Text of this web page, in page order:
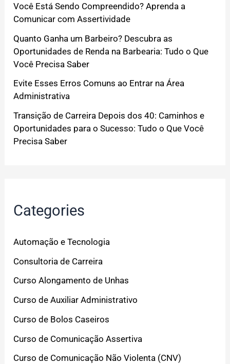
Você Está Sendo Compreendido? Aprenda a
Comunicar com Assertividade
Quanto Ganha um Barbeiro? Descubra as
Oportunidades de Renda na Barbearia: Tudo o Que
Você Precisa Saber
Evite Esses Erros Comuns ao Entrar na Área
Administrativa
Transição de Carreira Depois dos 40: Caminhos e
Oportunidades para o Sucesso: Tudo o Que Você
Precisa Saber
Categories
Automação e Tecnologia
Consultoria de Carreira
Curso Alongamento de Unhas
Curso de Auxiliar Administrativo
Curso de Bolos Caseiros
Curso de Comunicação Assertiva
Curso de Comunicação Não Violenta (CNV)